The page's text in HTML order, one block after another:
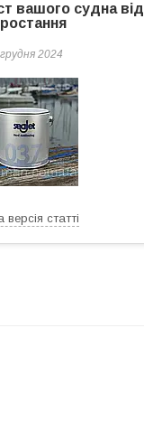
вашого судна від
2024
версія статті